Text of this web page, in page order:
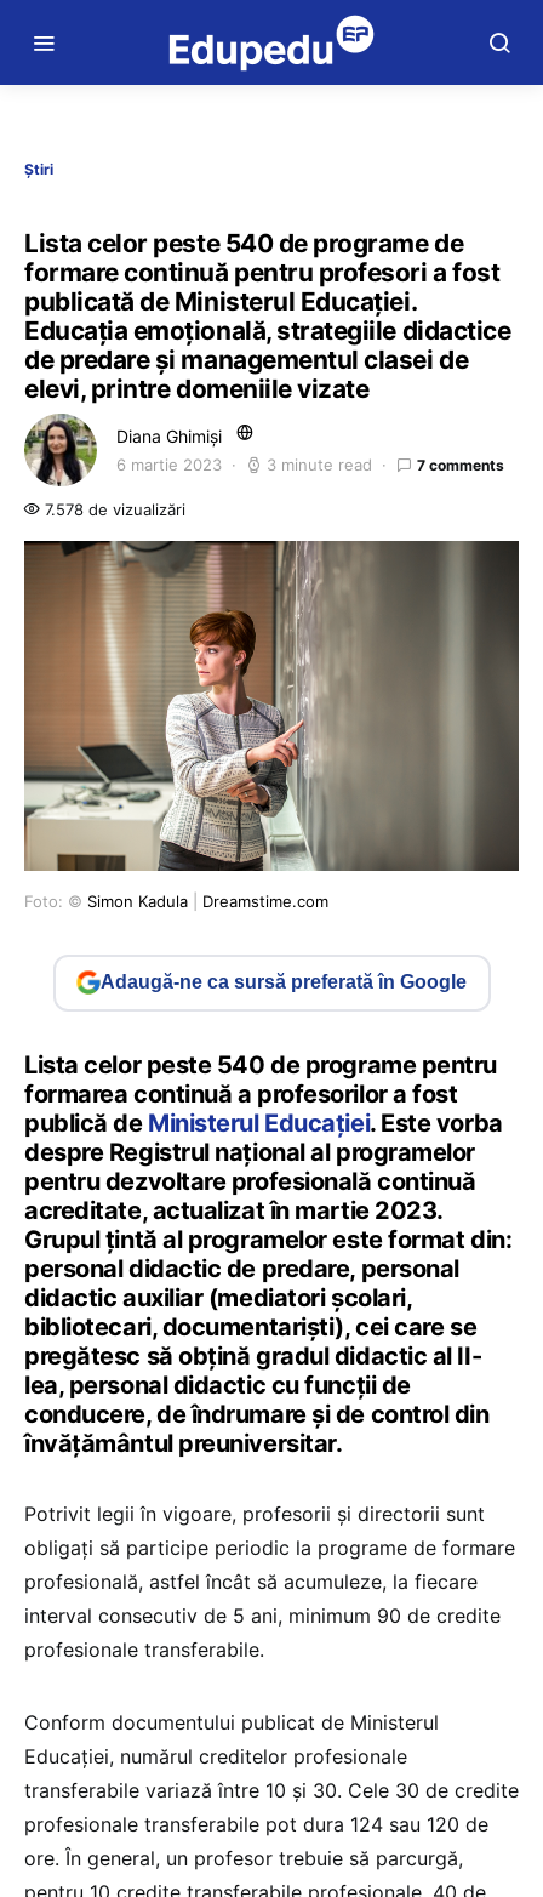
Știri
Lista celor peste 540 de programe de
formare continuă pentru profesori a fost
publicată de Ministerul Educației.
Educația emoțională, strategiile didactice
de predare și managementul clasei de
elevi, printre domeniile vizate
Diana Ghimiși
6 martie 2023 3 minute read 7 comments
7.578 de vizualizări
Foto: © Simon Kadula Dreamstime.com
Adaugă-ne ca sursă preferată în Google
Lista celor peste 540 de programe pentru
formarea continuă a profesorilor a fost
publică de Ministerul Educației. Este vorba
despre Registrul naţional al programelor
pentru dezvoltare profesională continuă
acreditate, actualizat în martie 2023.
Grupul țintă al programelor este format din:
personal didactic de predare, personal
didactic auxiliar (mediatori școlari,
bibliotecari, documentariști), cei care se
pregătesc să obțină gradul didactic al II-
lea, personal didactic cu funcții de
conducere, de îndrumare şi de control din
învățământul preuniversitar.
Potrivit legii în vigoare, profesorii și directorii sunt
obligați să participe periodic la programe de formare
profesională, astfel încât să acumuleze, la fiecare
interval consecutiv de 5 ani, minimum 90 de credite
profesionale transferabile.
Conform documentului publicat de Ministerul
Educației, numărul creditelor profesionale
transferabile variază între 10 și 30. Cele 30 de credite
profesionale transferabile pot dura 124 sau 120 de
ore. În general, un profesor trebuie să parcurgă,
pentru 10 credite transferabile profesionale, 40 de